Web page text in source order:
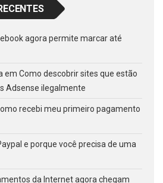
agora permite marcar até
em Como descobrir sites que estão
Adsense ilegalmente
recebi meu primeiro pagamento
e porque você precisa de uma
da Internet agora chegam